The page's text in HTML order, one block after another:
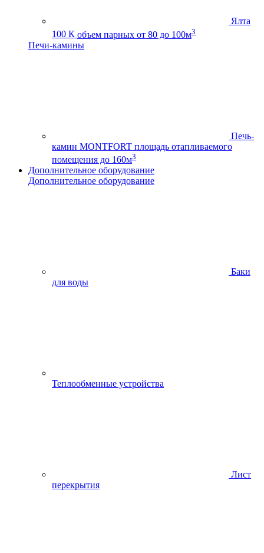
Ялта
100 К объем парных от 80 до 100м3
Печи-камины
Печь-
камин MONTFORT площадь отапливаемого
помещения до 160м3
Дополнительное оборудование
Дополнительное оборудование
Баки
для воды
Теплообменные устройства
Лист
перекрытия